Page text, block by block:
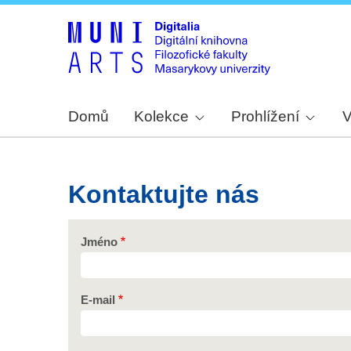
Domů Kolekce Prohlížení
Kontaktujte nás
Jméno
E-mail